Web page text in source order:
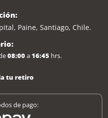
Paine, Santiago, Chile.
08:00a16:45 hrs.
tu retiro
de pago: